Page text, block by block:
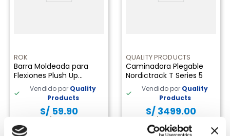
ROK
Barra Moldeada para
Flexiones Plush Up
ProformVendido por Quality
Products
S/ 59.90
S/
QUALITY PRODUCTS
Caminadora Plegable
Nordictrack T Series 5
Vendido por Quality
Products
S/ 3499.00
S/